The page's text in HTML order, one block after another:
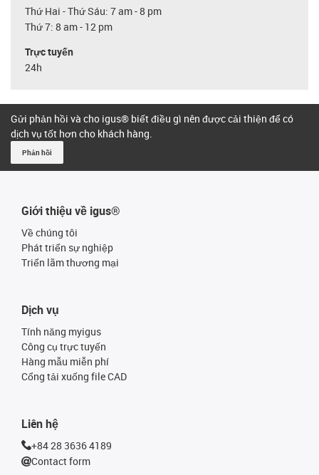
Thứ Hai - Thứ Sáu: 7 am - 8 pm
Thứ 7: 8 am - 12 pm
Trực tuyến
24h
Gửi phản hồi và cho igus® biết điều gì nên được cải thiện để có
dịch vụ tốt hơn cho khách hàng.
Phản hồi
Giới thiệu về igus®
Về chúng tôi
Phát triển sự nghiệp
Triển lãm thương mại
Dịch vụ
Tính năng myigus
Công cụ trực tuyến
Hàng mẫu miễn phí
Cổng tải xuống file CAD
Liên hệ
+84 28 3636 4189
Contact form